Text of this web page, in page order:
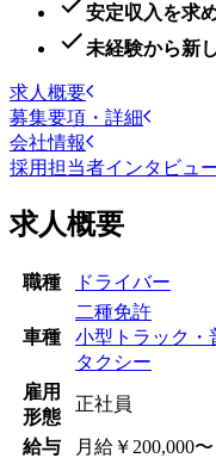
安定収入を求
未経験から新
求人概要
募集要項・詳細
会社情報
採用担当者インタビュ
求人概要
職種 ドライバー
車種
二種免許
小型トラック・
タクシー
雇用
形態
正社員
給与 月給￥200,000